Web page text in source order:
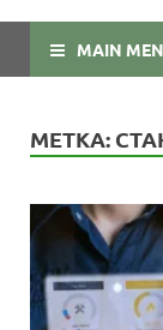
MAIN
МЕТКА: